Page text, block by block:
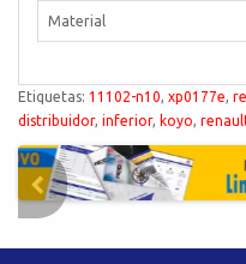
Material
Etiquetas: 11102-n10, xp0177e,
distribuidor, inferior, koyo,